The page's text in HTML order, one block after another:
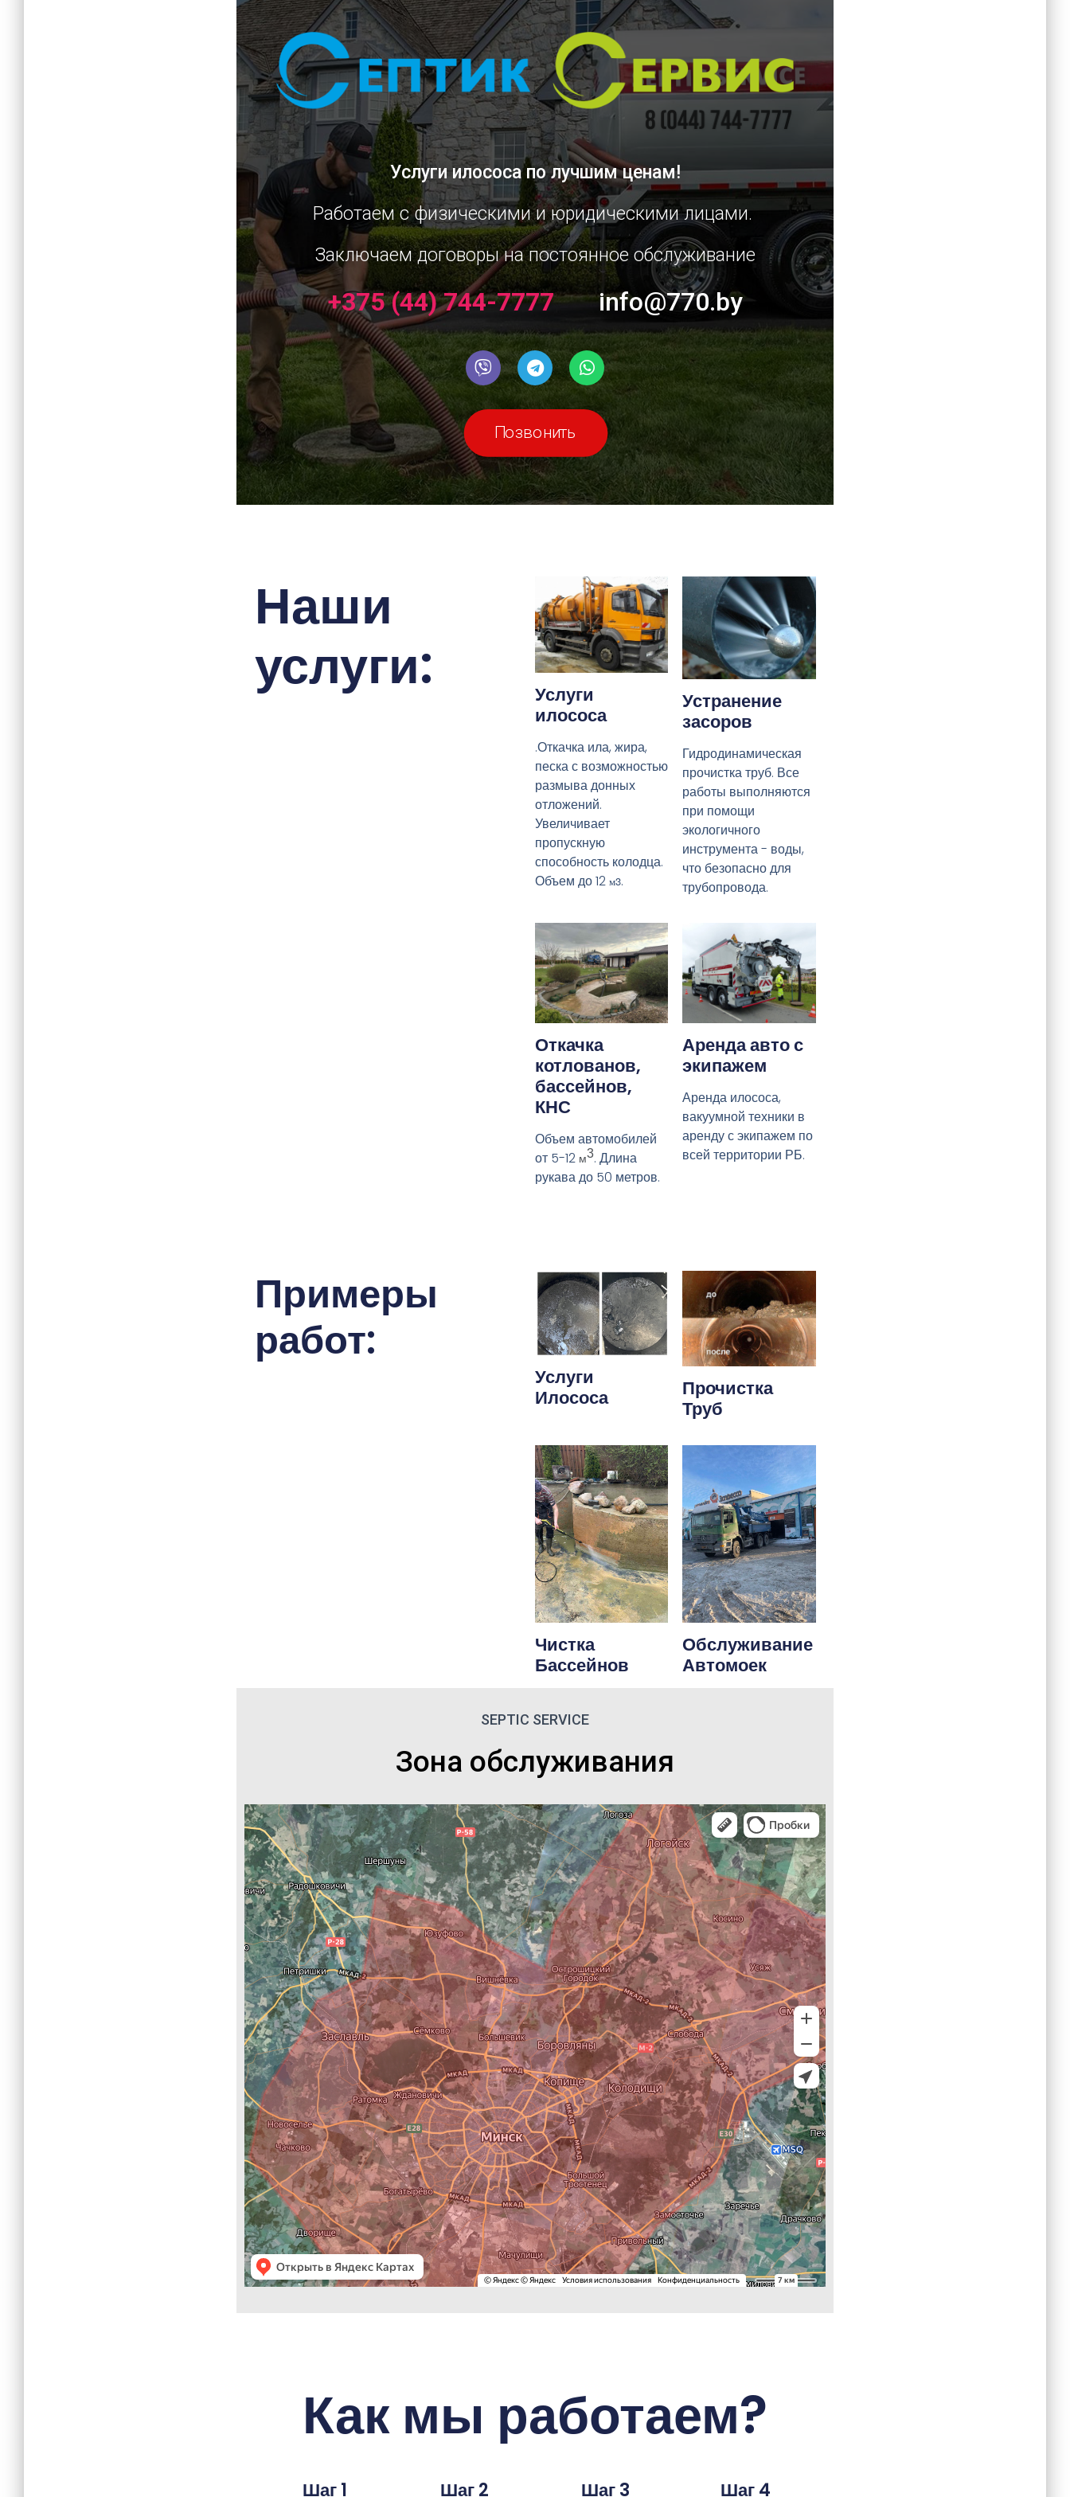
Услуги илососапо лучшим ценам!
Работаем с физическими и юридическими лицами.
Заключаем договоры на постоянное обслуживание
+375 (44) 744-7777 info@770.by
Позвонить
Наши
услуги:
Услуги
илососа
.Откачка ила, жира,
песка с возможностью
размыва донных
отложений.
Увеличивает
пропускную
способность колодца.
Объем до 12 м3.
Устранение
засоров
Гидродинамическая
прочистка труб. Все
работы выполняются
при помощи
экологичного
инструмента - воды,
что безопасно для
трубопровода.
Откачка
котлованов,
бассейнов,
КНС
Объем автомобилей
от 5-12 м3. Длина
рукава до 50 метров.
Аренда авто с
экипажем
Аренда илососа,
вакуумной техники в
аренду с экипажем по
всей территории РБ.
Примеры
работ:
Услуги
Илососа
Прочистка
Труб
Чистка
Бассейнов
Обслуживание
Автомоек
SEPTIC SERVICE
Зона обслуживания
Как мы работаем?
Шаг 1 Шаг 2 Шаг 3 Шаг 4